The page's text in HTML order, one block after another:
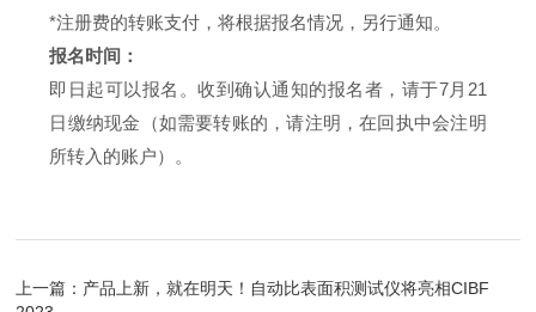
*注册费的转账支付，将根据报名情况，另行通知。
报名时间：
即日起可以报名。收到确认通知的报名者，请于7月21
日缴纳现金（如需要转账的，请注明，在回执中会注明
所转入的账户）。
上一篇： 产品上新，就在明天！自动比表面积测试仪将亮相CIBF